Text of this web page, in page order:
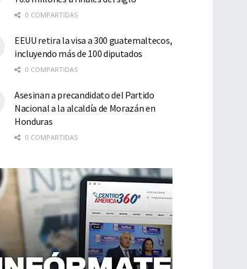
0 COMPARTIDAS
EEUU retira la visa a 300 guatemaltecos,
incluyendo más de 100 diputados
0 COMPARTIDAS
Asesinan a precandidato del Partido
Nacional a la alcaldía de Morazán en
Honduras
0 COMPARTIDAS